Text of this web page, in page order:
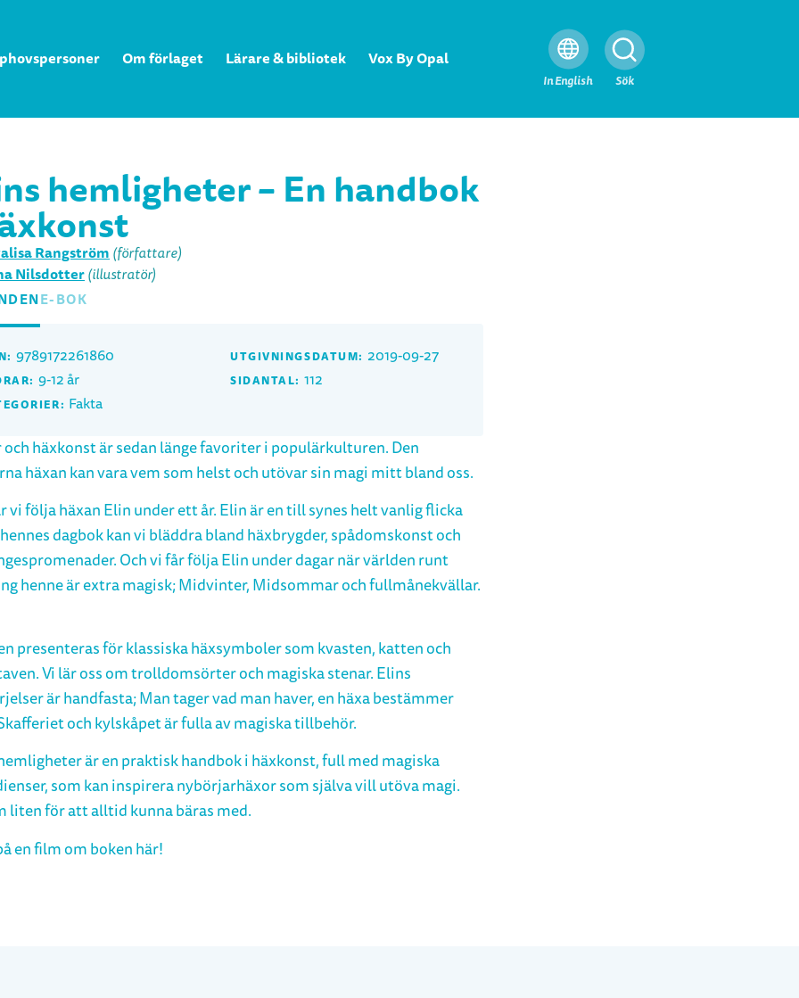
Om förlaget Lärare & bibliotek Vox By Opal
In English Sök
Stäng
hemligheter – En handbok
Rangström (författare)
Nilsdotter(illustratör)
E-BOK
9789172261860 UTGIVNINGSDATUM: 2019-09-27
9-12 år SIDANTAL: 112
Fakta
och häxkonst är sedan länge favoriter i populärkulturen. Den
häxan kan vara vem som helst och utövar sin magi mitt bland oss.
vi följa häxan Elin under ett år. Elin är en till synes helt vanlig flicka
dagbok kan vi bläddra bland häxbrygder, spådomskonst och
Och vi får följa Elin under dagar när världen runt
henne är extra magisk; Midvinter, Midsommar och fullmånekvällar.
presenteras för klassiska häxsymboler som kvasten, katten och
Vi lär oss om trolldomsörter och magiska stenar. Elins
är handfasta; Man tager vad man haver, en häxa bestämmer
och kylskåpet är fulla av magiska tillbehör.
är en praktisk handbok i häxkonst, full med magiska
som kan inspirera nybörjarhäxor som själva vill utöva magi.
liten för att alltid kunna bäras med.
en film om boken här!